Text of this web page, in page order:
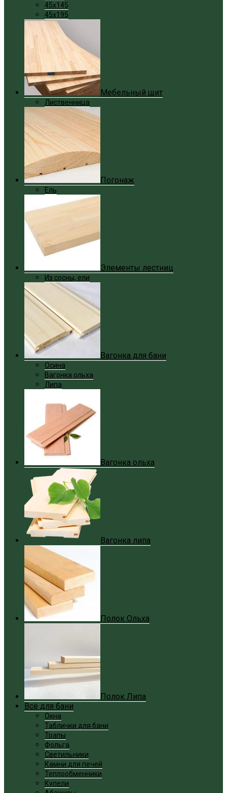
45x145
45x195
Мебельный щит
Лиственница
Погонаж
Ель
Элементы лестниц
Из сосны, ели
Вагонка для бани
Осина
Вагонка ольха
Липа
Вагонка ольха
Вагонка липа
Полок Ольха
Полок Липа
Всё для бани
Окна
Таблички для бани
Трапы
Фольга
Светильники
Камни для печей
Теплообменники
Купели